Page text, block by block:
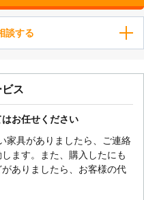
談する
ス
お任せください
家具がありましたら、ご連絡
ます。また、購入したにも
ありましたら、お客様の代